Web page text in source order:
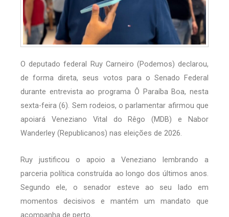
O deputado federal Ruy Carneiro (Podemos) declarou,
de forma direta, seus votos para o Senado Federal
durante entrevista ao programa Ô Paraíba Boa, nesta
sexta-feira (6). Sem rodeios, o parlamentar afirmou que
apoiará Veneziano Vital do Rêgo (MDB) e Nabor
Wanderley (Republicanos) nas eleições de 2026.
Ruy justificou o apoio a Veneziano lembrando a
parceria política construída ao longo dos últimos anos.
Segundo ele, o senador esteve ao seu lado em
momentos decisivos e mantém um mandato que
acompanha de perto.